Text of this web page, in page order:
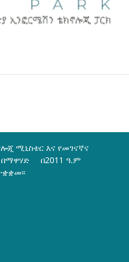
ሚኒስቴር እና የመገናኛና
በ2011 ዓ.ም